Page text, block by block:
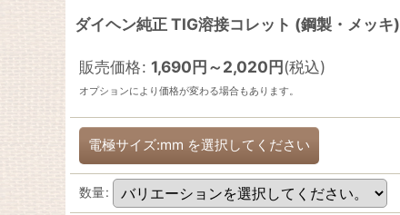
ダイヘン純正 TIG溶接コレット (鋼製・メッキ)
販売価格: 1,690円～2,020円(税込)
オプションにより価格が変わる場合もあります。
電極サイズ:mm を選択してください
数量: